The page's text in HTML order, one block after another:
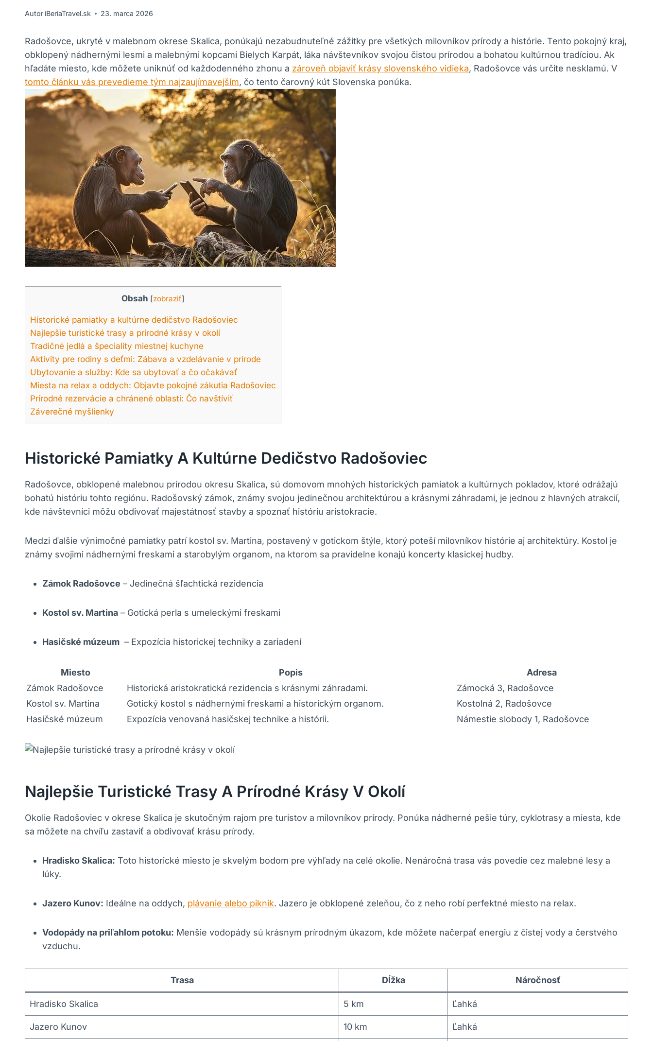
Autor iBeriaTravel.sk 23. marca 2026
Radošovce, ukryté v‌ malebnom okrese ​Skalica, ponúkajú ⁣nezabudnuteľné​ zážitky ‍pre všetkých milovníkov prírody ⁢a histórie. Tento pokojný kraj,
obklopený nádhernými lesmi‌ a malebnými kopcami Bielych ⁣Karpát, ⁣láka ​návštevníkov svojou čistou ⁣prírodou a bohatou kultúrnou tradíciou. Ak
hľadáte⁢ miesto,⁣ kde môžete uniknúť ​od‌ každodenného ‌zhonu a zároveň objaviť krásy slovenského vidieka,​ Radošovce vás určite⁢ nesklamú. V⁣
tomto článku vás prevedieme tým najzaujímavejším, ⁤čo tento čarovný kút Slovenska ponúka.
Obsah [zobraziť]
Historické⁤ pamiatky a kultúrne‌ dedičstvo ‍Radošoviec
Najlepšie turistické ‌trasy a prírodné krásy v okolí
Tradičné jedlá a⁢ špeciality miestnej⁣ kuchyne
Aktivity ⁣pre ⁤rodiny s deťmi:​ Zábava a vzdelávanie v prírode
Ubytovanie a služby: Kde ​sa ubytovať a čo očakávať
Miesta na relax ‍a oddych: Objavte pokojné zákutia Radošoviec
Prírodné rezervácie‍ a chránené ⁤oblasti: Čo navštíviť
Záverečné‌ myšlienky
Historické⁤ Pamiatky A Kultúrne‌ Dedičstvo ‍Radošoviec
Radošovce, ⁣obklopené‌ malebnou prírodou okresu Skalica, sú domovom mnohých historických pamiatok a kultúrnych pokladov, ktoré odrážajú ​
bohatú ⁢históriu tohto regiónu. ⁣Radošovský zámok, známy svojou ⁣jedinečnou architektúrou‌ a krásnymi záhradami, je jednou z hlavných atrakcií,
‍kde návštevníci ‌môžu‍ obdivovať majestátnosť stavby ‌a​ spoznať históriu aristokracie.
Medzi ďalšie⁢ výnimočné pamiatky patrí kostol‌ sv. Martina, postavený v‍ gotickom štýle, ktorý ‍poteší ​milovníkov histórie‍ aj architektúry.⁢ Kostol je
známy svojimi nádhernými ⁣freskami a⁢ starobylým organom, na ktorom sa pravidelne konajú‍ koncerty ‌klasickej ​hudby.
Zámok Radošovce – ⁢Jedinečná šľachtická rezidencia
Kostol sv. Martina – Gotická perla s umeleckými⁣ freskami
Hasičské múzeum ⁣ – Expozícia historickej techniky a⁢ zariadení
Miesto Popis
Adresa
Zámok Radošovce
Historická aristokratická⁢ rezidencia s ‌krásnymi záhradami.
Zámocká⁢ 3, Radošovce
Kostol⁢ sv. Martina
Gotický kostol ⁤s nádhernými ‌freskami a historickým organom.
Kostolná⁤ 2, Radošovce
Hasičské múzeum
Expozícia venovaná hasičskej technike a⁣ histórii. Námestie slobody 1, Radošovce
Najlepšie Turistické ‌trasy A Prírodné Krásy V Okolí
Okolie Radošoviec v⁣ okrese ‍Skalica je ‌skutočným ​rajom pre turistov a milovníkov prírody. Ponúka nádherné pešie ⁣túry, cyklotrasy a ⁢miesta, kde
sa môžete na​ chvíľu zastaviť a obdivovať krásu ‌prírody.​
Hradisko ⁤Skalica: Toto historické miesto‌ je⁣ skvelým bodom pre výhľady na‍ celé okolie. Nenáročná trasa vás povedie cez malebné lesy ​a
lúky.
Jazero⁤ Kunov: Ideálne na oddych, plávanie alebo piknik.‍ Jazero je obklopené zeleňou, čo z neho robí perfektné miesto na relax.
Vodopády ‍na ​priľahlom potoku: ​Menšie vodopády sú krásnym prírodným⁣ úkazom, kde môžete ⁤načerpať energiu z čistej vody a čerstvého⁤
vzduchu.
Trasa Dĺžka Náročnosť
Hradisko Skalica 5 km Ľahká
Jazero Kunov 10 km Ľahká